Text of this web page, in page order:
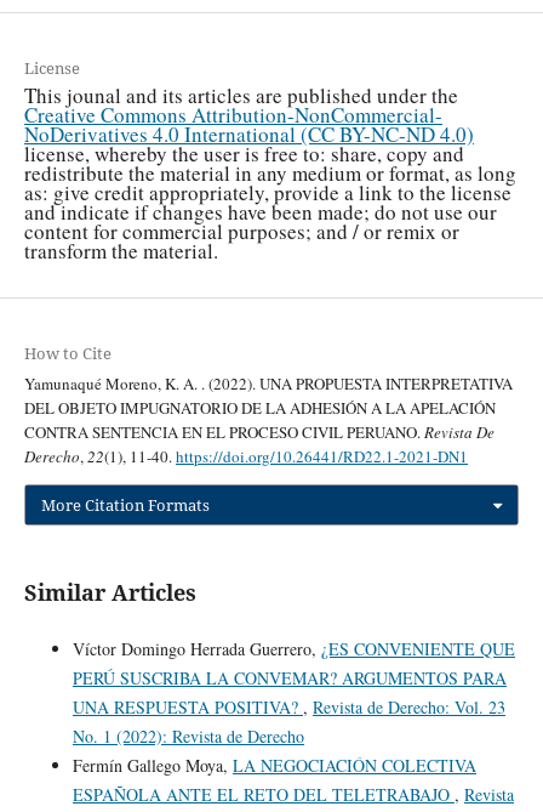
License
This jounal and its articles are published under the
Creative Commons Attribution-NonCommercial-
NoDerivatives 4.0 International (CC BY-NC-ND 4.0)
license, whereby the user is free to: share, copy and
redistribute the material in any medium or format, as long
as: give credit appropriately, provide a link to the license
and indicate if changes have been made; do not use our
content for commercial purposes; and / or remix or
transform the material.
How to Cite
Yamunaqué Moreno, K. A. . (2022). UNA PROPUESTA INTERPRETATIVA
DEL OBJETO IMPUGNATORIO DE LA ADHESIÓN A LA APELACIÓN
CONTRA SENTENCIA EN EL PROCESO CIVIL PERUANO.Revista De
Derecho,22(1), 11-40.https://doi.org/10.26441/RD22.1-2021-DN1
More Citation Formats
Similar Articles
Víctor Domingo Herrada Guerrero, ¿ES CONVENIENTE QUE
PERÚ SUSCRIBA LA CONVEMAR? ARGUMENTOS PARA
UNA RESPUESTA POSITIVA? , Revista de Derecho: Vol. 23
No. 1 (2022): Revista de Derecho
Fermín Gallego Moya, LA NEGOCIACIÓN COLECTIVA
ESPAÑOLA ANTE EL RETO DEL TELETRABAJO , Revista